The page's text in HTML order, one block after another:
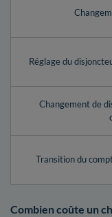
Réglage du
Changement de
Transition du
Combien coûte un